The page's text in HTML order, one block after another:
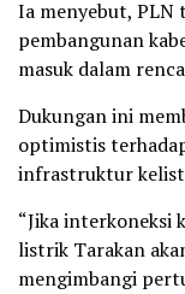
Ia menyebut, PLN
pembangunan
masuk dalam
Dukungan ini
optimistis
infrastruktur
“Jika interkoneksi
listrik Tarakan
mengimbangi